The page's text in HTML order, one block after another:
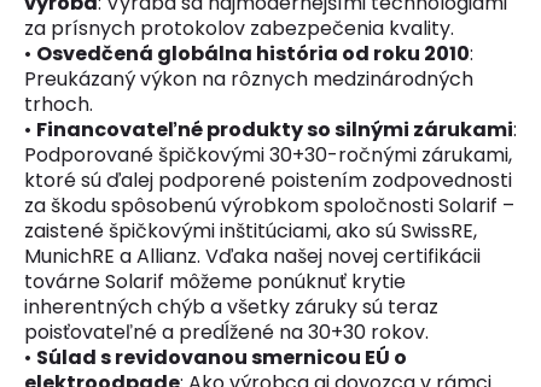
za prísnych protokolov zabezpečenia kvality.
• Osvedčená globálna história od roku 2010:
Preukázaný výkon na rôznych medzinárodných
trhoch.
• Financovateľné produkty so silnými zárukami:
Podporované špičkovými 30+30-ročnými zárukami,
ktoré sú ďalej podporené poistením zodpovednosti
za škodu spôsobenú výrobkom spoločnosti Solarif –
zaistené špičkovými inštitúciami, ako sú SwissRE,
MunichRE a Allianz. Vďaka našej novej certifikácii
továrne Solarif môžeme ponúknuť krytie
inherentných chýb a všetky záruky sú teraz
poisťovateľné a predĺžené na 30+30 rokov.
• Súlad s revidovanou smernicou EÚ o